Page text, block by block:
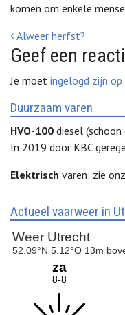
komen om enkele
Bericht
Alweer herfst?
Geef een
Je moet ingelogd zijn op
Duurzaam varen
HVO-100 diesel (schoon
In 2019 door KBC
Elektrisch varen: zie
Actueel vaarweer in